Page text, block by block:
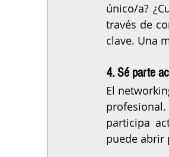
único/a?
través de
clave. Una
4. Sé parte
El
participa
puede abrir